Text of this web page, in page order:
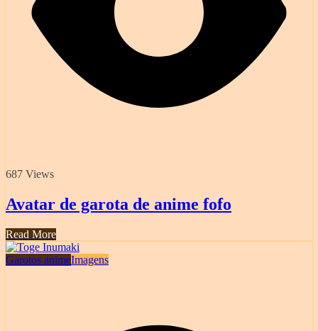
687 Views
Avatar de garota de anime fofo
Read More
Garotos animeImagens